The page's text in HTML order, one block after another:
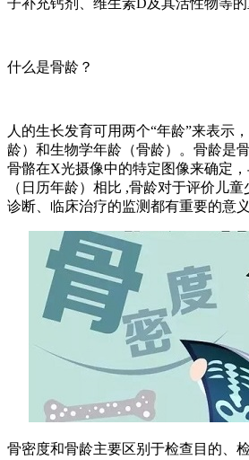
子补充钙剂、维生素D及其活性物等的
什么是骨龄？
人的生长发育可用两个“年龄”来表示
龄）和生物学年龄（骨龄）。骨龄是
骨骼在X光摄像中的特定图像来确定
（日历年龄）相比 ,骨龄对于评价儿
诊断、临床治疗的监测都有重要的意义
骨密度和骨龄主要区别于检查目的、